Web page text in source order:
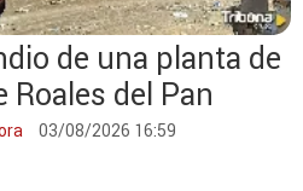
de una planta de
Roales del Pan
03/08/2026 16:59